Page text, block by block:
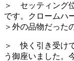
＞ セッティング
です。クロームハ
＞外の品物だった
＞ 快く引き受け
う御座いました。